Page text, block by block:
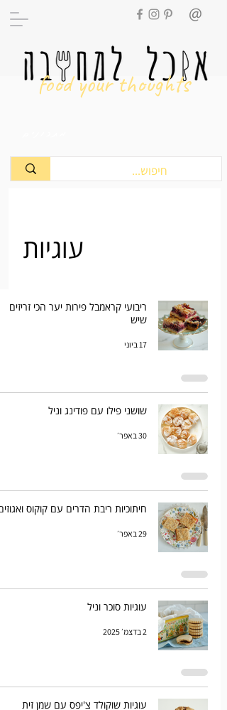
food your thoughts
עוגיות
ריבועי קראמבל פירות יער הכי זריזים
שיש
17 ביוני
שושני פילו עם פודינג וניל
30 באפר׳
חיתוכיות ריבת הדרים עם קוקוס
29 באפר׳
עוגיות סוכר וניל
2 בדצמ׳ 2025
עוגיות שוקולד צ'יפס עם שמן זית